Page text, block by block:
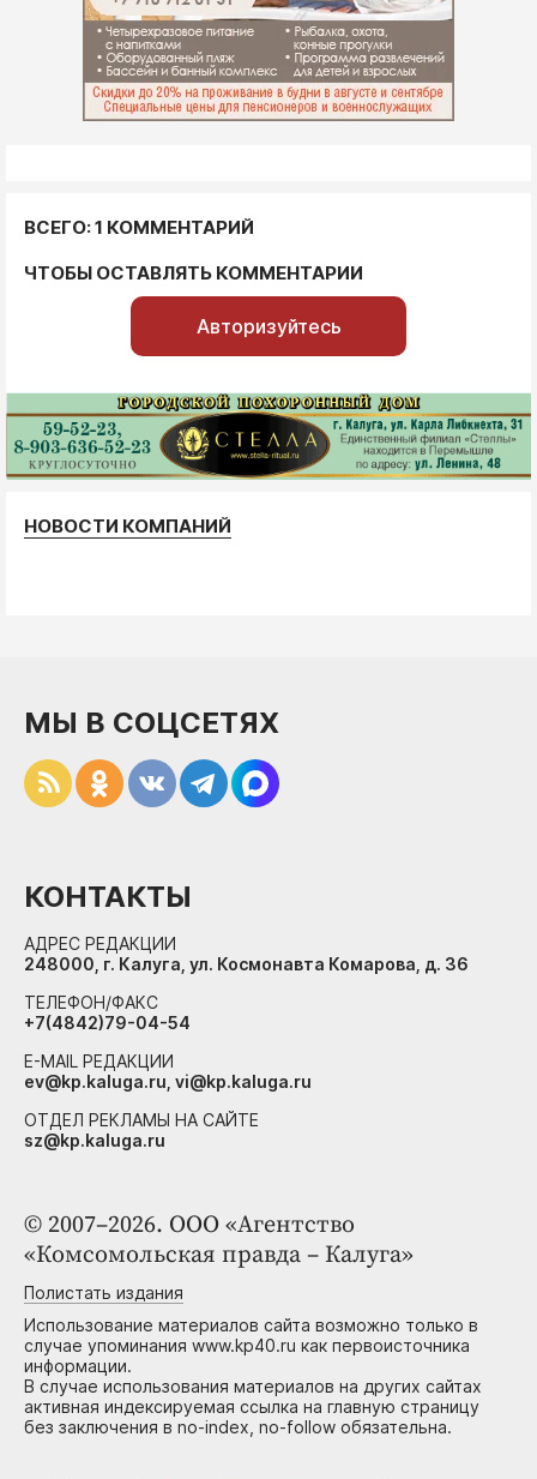
ВСЕГО: 1 КОММЕНТАРИЙ
ЧТОБЫ ОСТАВЛЯТЬ КОММЕНТАРИИ
Авторизуйтесь
НОВОСТИ КОМПАНИЙ
© 2007–2026. ООО «Агентство
«Комсомольская правда – Калуга»
Полистать издания
Использование материалов сайта возможно только в
случае упоминания www.kp40.ru как первоисточника
информации.
В случае использования материалов на других сайтах
активная индексируемая ссылка на главную страницу
без заключения в no-index, no-follow обязательна.
МЫ В СОЦСЕТЯХ
КОНТАКТЫ
АДРЕС РЕДАКЦИИ
248000, г. Калуга, ул. Космонавта Комарова, д. 36
ТЕЛЕФОН/ФАКС
+7(4842)79-04-54
E-MAIL РЕДАКЦИИ
ev@kp.kaluga.ru, vi@kp.kaluga.ru
ОТДЕЛ РЕКЛАМЫ НА САЙТЕ
sz@kp.kaluga.ru